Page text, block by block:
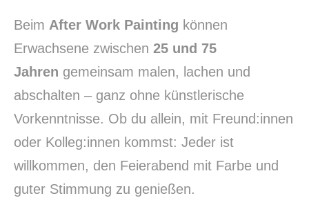
Beim After Work Painting können
Erwachsene zwischen 25 und 75
Jahren gemeinsam malen, lachen und
abschalten – ganz ohne künstlerische
Vorkenntnisse. Ob du allein, mit Freund:innen
oder Kolleg:innen kommst: Jeder ist
willkommen, den Feierabend mit Farbe und
guter Stimmung zu genießen.